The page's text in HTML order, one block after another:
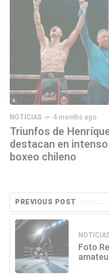
NOTICIAS 4 months ago
Triunfos de
destacan en
boxeo chileno
PREVIOUS POST
Foto